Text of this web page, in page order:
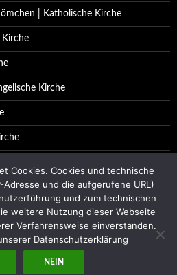
| Katholische Kirche
Kirche
Kirche
Cookies. Cookies und technische
Adresse und die aufgerufene URL)
und zum technischen
weitere Nutzung dieser Webseite
Verfahrensweise einverstanden.
Datenschutzerklärung
NEIN